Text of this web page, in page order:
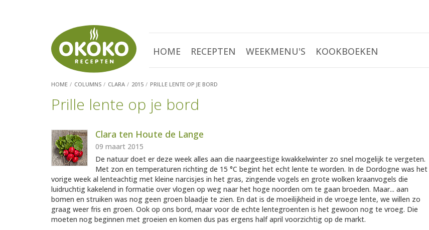
HOME RECEPTEN WEEKMENU'S KOOKBOEKEN
HOME COLUMNS CLARA 2015 PRILLE LENTE OP JE BORD
Prille lente op je bord
Clara ten Houte de Lange
09 maart 2015
De natuur doet er deze week alles aan die naargeestige kwakkelwinter zo snel mogelijk te vergeten.
Met zon en temperaturen richting de 15 °C begint het echt lente te worden. In de Dordogne was het
vorige week al lenteachtig met kleine narcisjes in het gras, zingende vogels en grote wolken kraanvogels die
luidruchtig kakelend in formatie over vlogen op weg naar het hoge noorden om te gaan broeden. Maar... aan
bomen en struiken was nog geen groen blaadje te zien. En dat is de moeilijkheid in de vroege lente, we willen zo
graag weer fris en groen. Ook op ons bord, maar voor de echte lentegroenten is het gewoon nog te vroeg. Die
moeten nog beginnen met groeien en komen dus pas ergens half april voorzichtig op de markt.